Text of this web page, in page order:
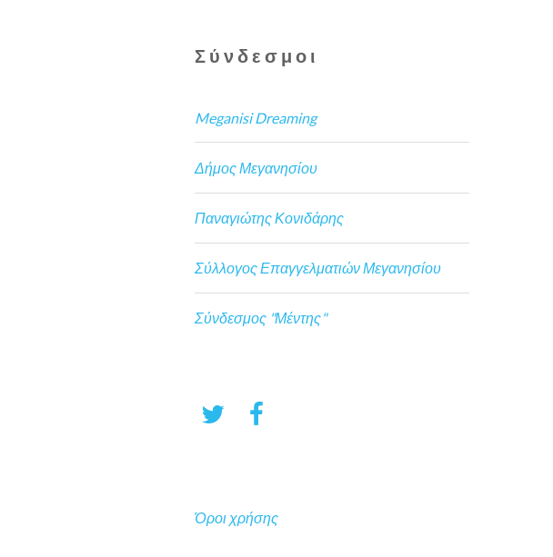
Σύνδεσμοι
Meganisi Dreaming
Δήμος Μεγανησίου
Παναγιώτης Κονιδάρης
Σύλλογος Επαγγελματιών Μεγανησίου
Σύνδεσμος "Μέντης"
Όροι χρήσης